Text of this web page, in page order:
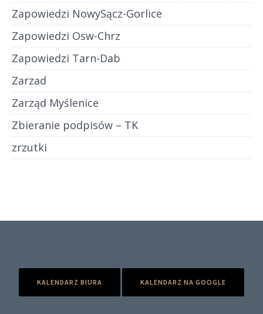
Zapowiedzi NowySącz-Gorlice
Zapowiedzi Osw-Chrz
Zapowiedzi Tarn-Dab
Zarzad
Zarząd Myślenice
Zbieranie podpisów – TK
zrzutki
KALENDARZ BIURA KALENDARZ NA GOOGLE